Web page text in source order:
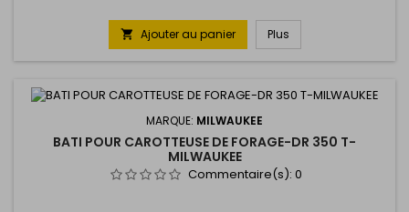
 Ajouter au panier Plus
MARQUE: MILWAUKEE
BATI POUR CAROTTEUSE DE FORAGE-DR 350 T-
MILWAUKEE
Commentaire(s): 0